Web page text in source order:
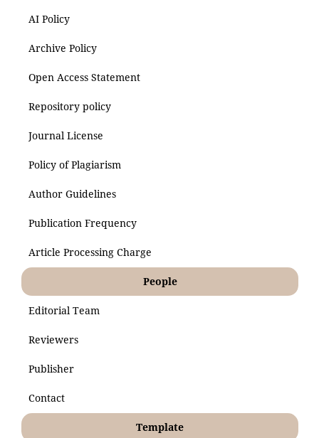
AI Policy
Archive Policy
Open Access Statement
Repository policy
Journal License
Policy of Plagiarism
Author Guidelines
Publication Frequency
Article Processing Charge
People
Editorial Team
Reviewers
Publisher
Contact
Template